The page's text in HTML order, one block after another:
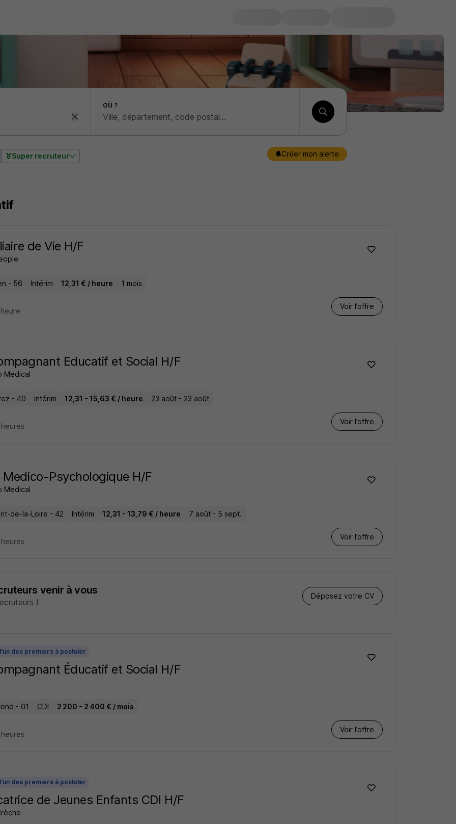
OÙ ?
Super recruteur Créer mon alerte
de Vie H/F
- 56 Intérim 12,31 € / heure 1 mois
Voir l’offre
Educatif et Social H/F
Medical
- 40 Intérim 12,31 - 15,63 € / heure 23 août - 23 août
Voir l’offre
Medico-Psychologique H/F
Medical
de-la-Loire - 42 Intérim 12,31 - 13,79 € / heure 7 août - 5 sept.
Voir l’offre
venir à vous
!
Déposez votre CV
des premiers à postuler
Éducatif et Social H/F
- 01 CDI 2 200 - 2 400 € / mois
Voir l’offre
des premiers à postuler
de Jeunes Enfants CDI H/F